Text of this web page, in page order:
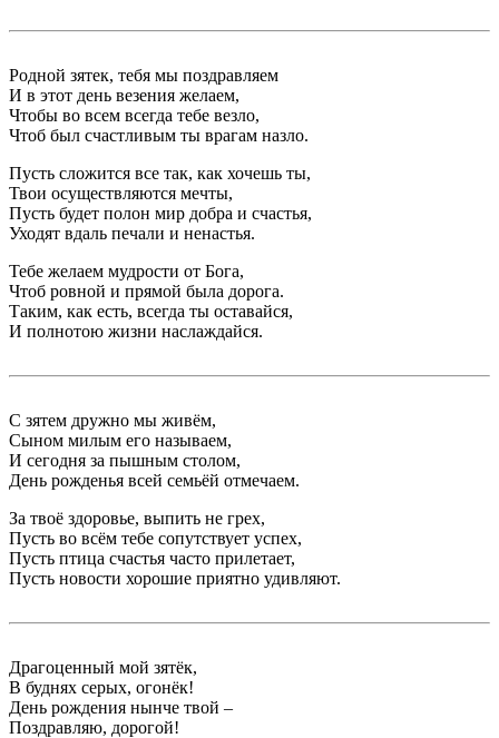
Родной зятек, тебя мы поздравляем
И в этот день везения желаем,
Чтобы во всем всегда тебе везло,
Чтоб был счастливым ты врагам назло.
Пусть сложится все так, как хочешь ты,
Твои осуществляются мечты,
Пусть будет полон мир добра и счастья,
Уходят вдаль печали и ненастья.
Тебе желаем мудрости от Бога,
Чтоб ровной и прямой была дорога.
Таким, как есть, всегда ты оставайся,
И полнотою жизни наслаждайся.
С зятем дружно мы живём,
Сыном милым его называем,
И сегодня за пышным столом,
День рожденья всей семьёй отмечаем.
За твоё здоровье, выпить не грех,
Пусть во всём тебе сопутствует успех,
Пусть птица счастья часто прилетает,
Пусть новости хорошие приятно удивляют.
Драгоценный мой зятёк,
В буднях серых, огонёк!
День рождения нынче твой –
Поздравляю, дорогой!